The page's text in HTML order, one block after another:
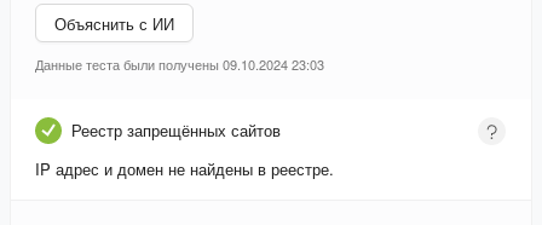
Объяснить с ИИ
Данные теста были получены 09.10.2024 23:03
Реестр запрещённых сайтов
IP адрес и домен не найдены в реестре.